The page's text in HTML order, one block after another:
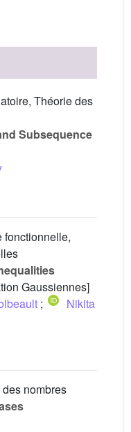
Théorie des
Subsequence
fonctionnelle,
Gaussiennes]
;
Nikita
nombres